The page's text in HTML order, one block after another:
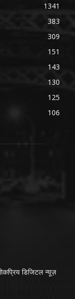
1341
383
309
151
143
130
125
106
डिजिटल न्यूज़